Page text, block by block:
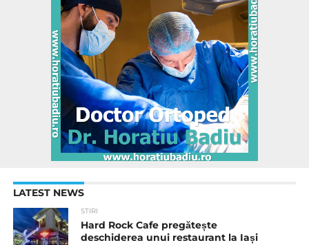
LATEST NEWS
STIRI
Hard Rock Cafe pregătește
deschiderea unui restaurant la Iași